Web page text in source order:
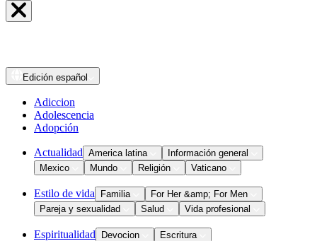
Edición español
Adiccion
Adolescencia
Adopción
Actualidad America latina
Información general
Mexico
Mundo Religión Vaticano
Estilo de vida Familia
For Her &amp; For Men
Pareja y sexualidad
Salud Vida profesional
Espiritualidad Devocion
Escritura